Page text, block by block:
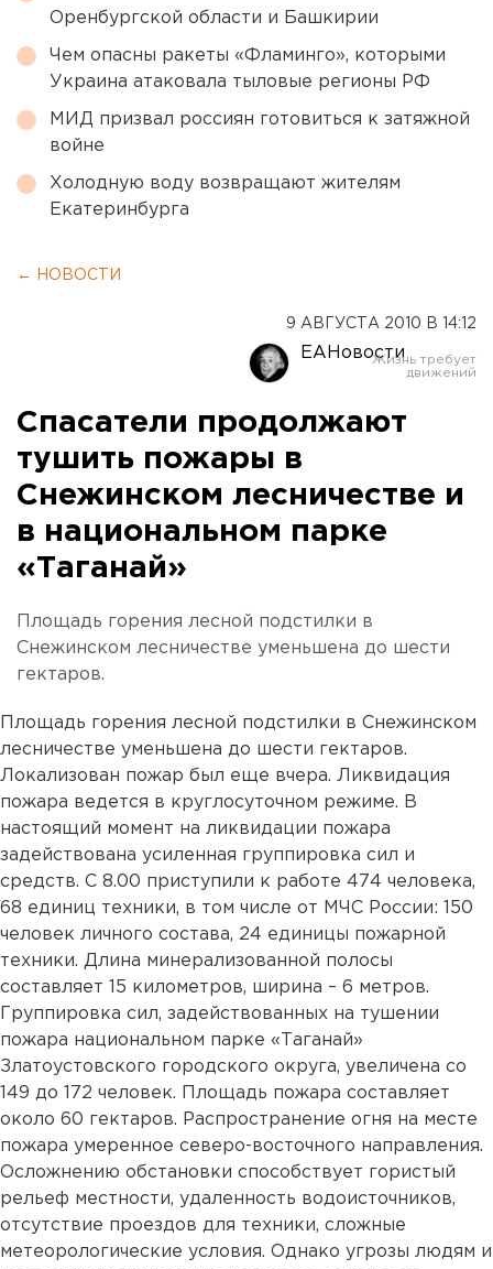
Оренбургской области и Башкирии
Чем опасны ракеты «Фламинго», которыми
Украина атаковала тыловые регионы РФ
МИД призвал россиян готовиться к затяжной
войне
Холодную воду возвращают жителям
Екатеринбурга
← НОВОСТИ
9 АВГУСТА 2010 В 14:12
ЕАНовости
Спасатели продолжают
тушить пожары в
Снежинском лесничестве и
в национальном парке
«Таганай»
Площадь горения лесной подстилки в
Снежинском лесничестве уменьшена до шести
гектаров.
Площадь горения лесной подстилки в Снежинском
лесничестве уменьшена до шести гектаров.
Локализован пожар был еще вчера. Ликвидация
пожара ведется в круглосуточном режиме. В
настоящий момент на ликвидации пожара
задействована усиленная группировка сил и
средств. С 8.00 приступили к работе 474 человека,
68 единиц техники, в том числе от МЧС России: 150
человек личного состава, 24 единицы пожарной
техники. Длина минерализованной полосы
составляет 15 километров, ширина – 6 метров.
Группировка сил, задействованных на тушении
пожара национальном парке «Таганай»
Златоустовского городского округа, увеличена со
149 до 172 человек. Площадь пожара составляет
около 60 гектаров. Распространение огня на месте
пожара умеренное северо-восточного направления.
Осложнению обстановки способствует гористый
рельеф местности, удаленность водоисточников,
отсутствие проездов для техники, сложные
метеорологические условия. Однако угрозы людям и